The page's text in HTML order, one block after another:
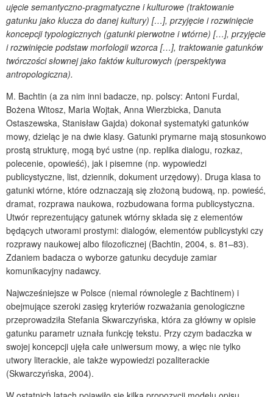
ujęcie semantyczno-pragmatyczne i kulturowe (traktowanie
gatunku jako klucza do danej kultury) […], przyjęcie i rozwinięcie
koncepcji typologicznych (gatunki pierwotne i wtórne) […], przyjęcie
i rozwinięcie podstaw morfologii wzorca […], traktowanie gatunków
twórczości słownej jako faktów kulturowych (perspektywa
antropologiczna).
M. Bachtin (a za nim inni badacze, np. polscy: Antoni Furdal,
Bożena Witosz, Maria Wojtak, Anna Wierzbicka, Danuta
Ostaszewska, Stanisław Gajda) dokonał systematyki gatunków
mowy, dzieląc je na dwie klasy. Gatunki prymarne mają stosunkowo
prostą strukturę, mogą być ustne (np. replika dialogu, rozkaz,
polecenie, opowieść), jak i pisemne (np. wypowiedzi
publicystyczne, list, dziennik, dokument urzędowy). Druga klasa to
gatunki wtórne, które odznaczają się złożoną budową, np. powieść,
dramat, rozprawa naukowa, rozbudowana forma publicystyczna.
Utwór reprezentujący gatunek wtórny składa się z elementów
będących utworami prostymi: dialogów, elementów publicystyki czy
rozprawy naukowej albo filozoficznej (Bachtin, 2004, s. 81–83).
Zdaniem badacza o wyborze gatunku decyduje zamiar
komunikacyjny nadawcy.
Najwcześniejsze w Polsce (niemal równolegle z Bachtinem) i
obejmujące szeroki zasięg kryteriów rozważania genologiczne
przeprowadziła Stefania Skwarczyńska, która za główny w opisie
gatunku parametr uznała funkcję tekstu. Przy czym badaczka w
swojej koncepcji ujęła całe uniwersum mowy, a więc nie tylko
utwory literackie, ale także wypowiedzi pozaliterackie
(Skwarczyńska, 2004).